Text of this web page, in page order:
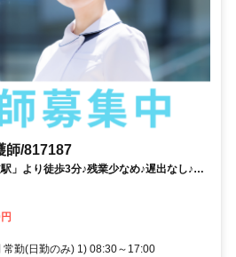
師/817187
」より徒歩3分♪残業少なめ♪遅出なし♪ワ
のみのお仕事です！
勤(日勤のみ) 1) 08:30～17:00